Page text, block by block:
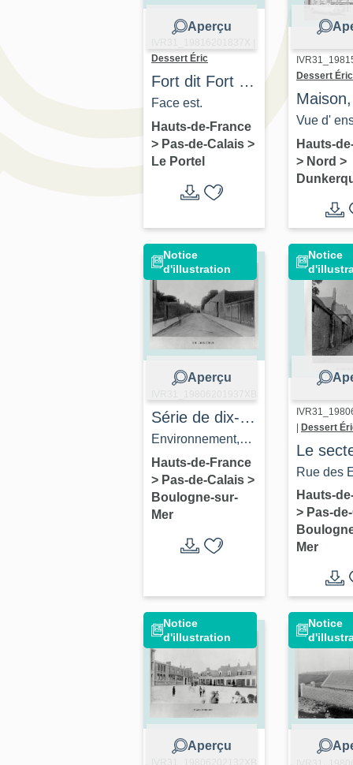
Aperçu
Dessert Éric
Fort dit Fort de
l'Heurt Sur la
Manche
Face est.
Hauts-de-France
> Pas-de-Calais >
Le Portel
Dessert Éric
Villa
Vue d'
de la
Hauts-
> Nord >
Notice
d'illustration
Aperçu
Série de dix-
huit maisons
Environnement,
cliché. A.C.
Boulogne-sur-Mer,
clichés 1900.
Hauts-de-France
> Pas-de-Calais >
Boulogne-sur-
Mer
Notice
| Dessert
Le
Mer
dossier
Rue des
carte
div. cart.
Hauts-
> Pas-
Mer
Notice
d'illustration
Aperçu
Notice